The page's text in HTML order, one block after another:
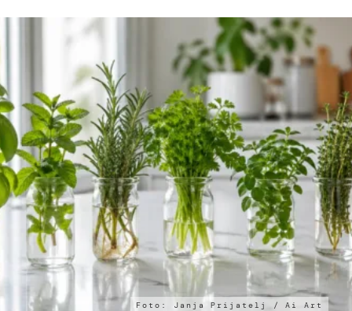
Foto: Janja Prijatelj / Ai Art